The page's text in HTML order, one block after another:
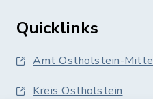
Quicklinks
Amt Ostholstein-Mitte
Kreis Ostholstein